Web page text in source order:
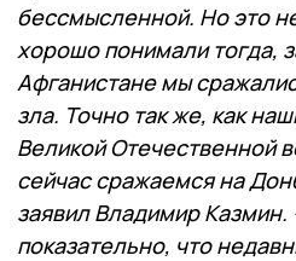
бессмысленной. Но это
хорошо понимали тогда,
Афганистане мы
зла. Точно так же, как
Великой Отечест­вен­ной
сейчас сражаемся на
заявил Владимир
показательно, что